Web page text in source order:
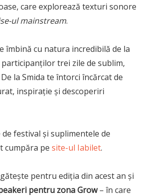
care explorează texturi sonore
ul mainstream.
îmbină cu natura incredibilă de la
trei zile de sublim,
la Smida te întorci încărcat de
inspirație și descoperiri
festival și suplimentele de
cumpăra pe site-ul Iabilet.
pentru ediția din acest an și
pentru zona Grow– în care